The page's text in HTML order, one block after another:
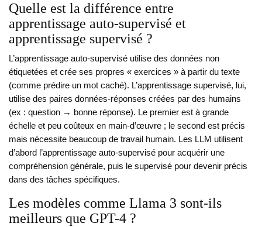
Quelle est la différence entre
apprentissage auto-supervisé et
apprentissage supervisé ?
L’apprentissage auto-supervisé utilise des données non
étiquetées et crée ses propres « exercices » à partir du texte
(comme prédire un mot caché). L’apprentissage supervisé, lui,
utilise des paires données-réponses créées par des humains
(ex : question → bonne réponse). Le premier est à grande
échelle et peu coûteux en main-d’œuvre ; le second est précis
mais nécessite beaucoup de travail humain. Les LLM utilisent
d’abord l’apprentissage auto-supervisé pour acquérir une
compréhension générale, puis le supervisé pour devenir précis
dans des tâches spécifiques.
Les modèles comme Llama 3 sont-ils
meilleurs que GPT-4 ?